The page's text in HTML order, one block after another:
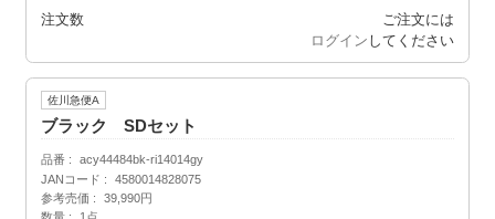
注文数
ご注文には
ログイン してください
佐川急便A
ブラック SDセット
品番
acy44484bk-ri14014gy
JANコード
4580014828075
参考売価
39,990円